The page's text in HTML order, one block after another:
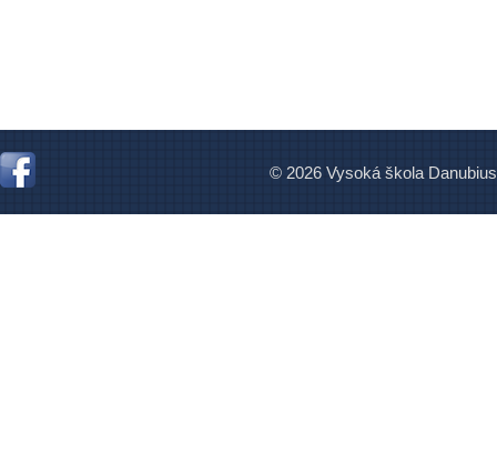
© 2026 Vysoká škola Danubius